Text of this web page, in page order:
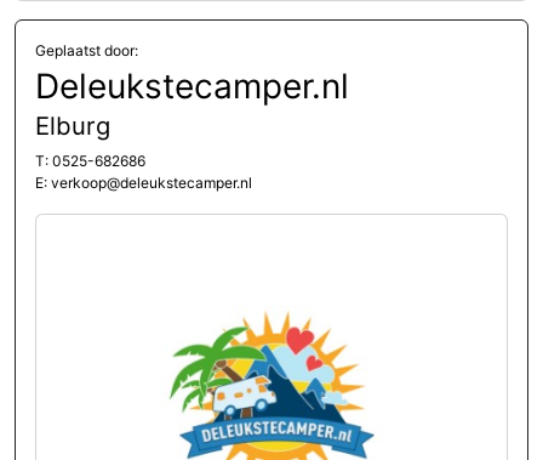
Geplaatst door:
Deleukstecamper.nl
Elburg
T: 0525-682686
E: verkoop@deleukstecamper.nl